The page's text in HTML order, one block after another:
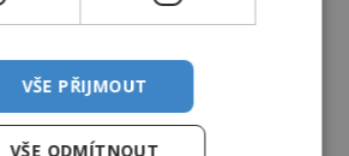
Podivné události roku 2023: Jsou
3.5TIS
Nad australským městem
VŠE PŘIJMOUT
VŠE ODMÍTNOUT